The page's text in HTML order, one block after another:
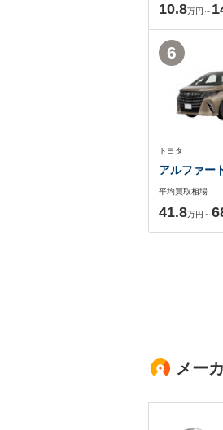
10.8万円～
トヨタ
アルファー
平均買取相場
41.8万円～
6
メー